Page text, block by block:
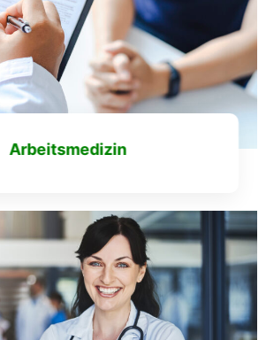
Arbeitsmedizin
Mehr erfahren